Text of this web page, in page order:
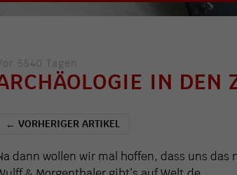
5540 Tagen
IN DEN
← VORHERIGER ARTIKEL
dann wollen wir mal hoffen, dass uns